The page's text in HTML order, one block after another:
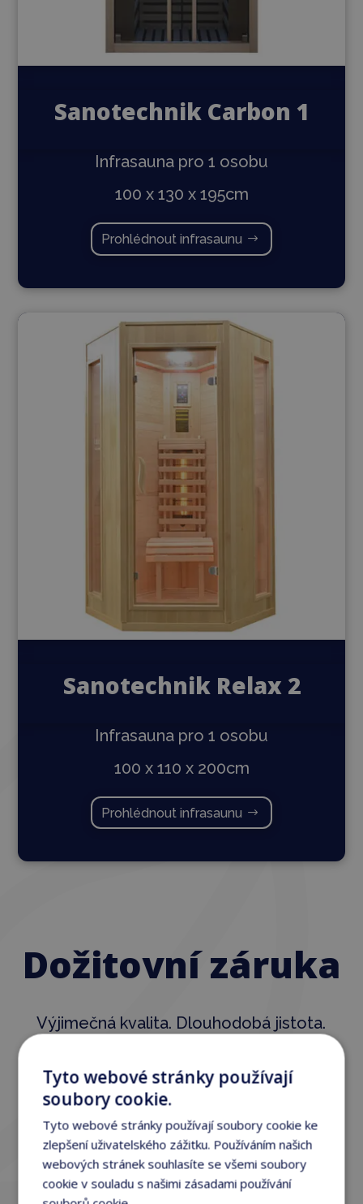
Sanotechnik Carbon 1
Infrasauna pro 1 osobu
100 x 130 x 195cm
Prohlédnout infrasaunu
Sanotechnik Relax 2
Infrasauna pro 1 osobu
100 x 110 x 200cm
Prohlédnout infrasaunu
Dožitovní záruka
Výjimečná kvalita. Dlouhodobá jistota.
omezenou doživotní zárukou na
klíčové technologie
srdcem každé sauny.
Tyto webové stránky používají
soubory cookie.
Tyto webové stránky používají soubory cookie ke
zlepšení uživatelského zážitku. Používáním našich
webových stránek souhlasíte se všemi soubory
cookie v souladu s našimi zásadami používání